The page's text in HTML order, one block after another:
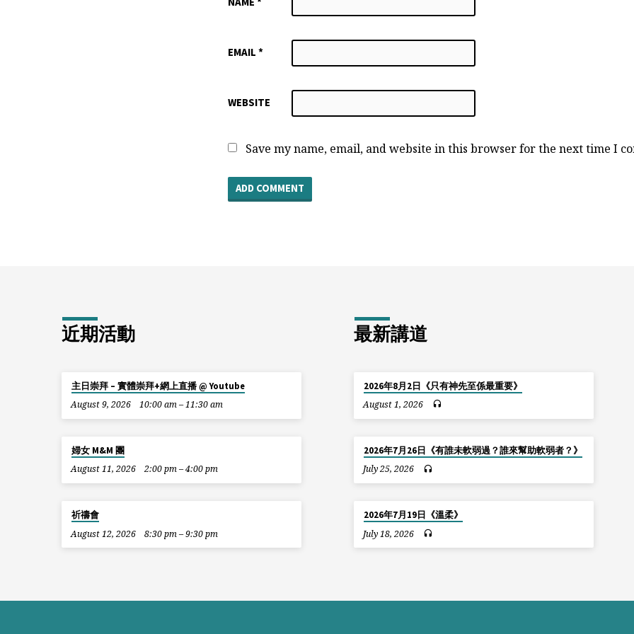
EMAIL *
WEBSITE
Save my name, email, and website in this browser for the next time I
近期活動
主日崇拜 – 實體崇拜+網上直播 @ Youtube
August 9, 2026
10:00 am – 11:30 am
婦女 M&M 團
August 11, 2026
2:00 pm – 4:00 pm
祈禱會
August 12, 2026
8:30 pm – 9:30 pm
最新講道
2026年8月2日《只有神先至係最重要》
August 1, 2026
2026年7月26日《有誰未軟弱過？誰來幫助軟弱者？》
July 25, 2026
2026年7月19日《溫柔》
July 18, 2026